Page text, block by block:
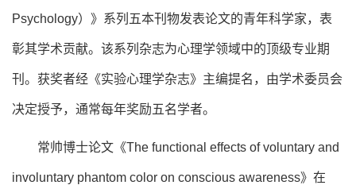
Psychology）》系列五本刊物发表论文的青年科学家，表
彰其学术贡献。该系列杂志为心理学领域中的顶级专业期
刊。获奖者经《实验心理学杂志》主编提名，由学术委员会
决定授予，通常每年奖励五名学者。
常帅博士论文《The functional effects of voluntary and
involuntary phantom color on conscious awareness》在